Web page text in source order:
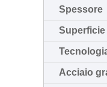
Spessore
Superficie
Acciaio